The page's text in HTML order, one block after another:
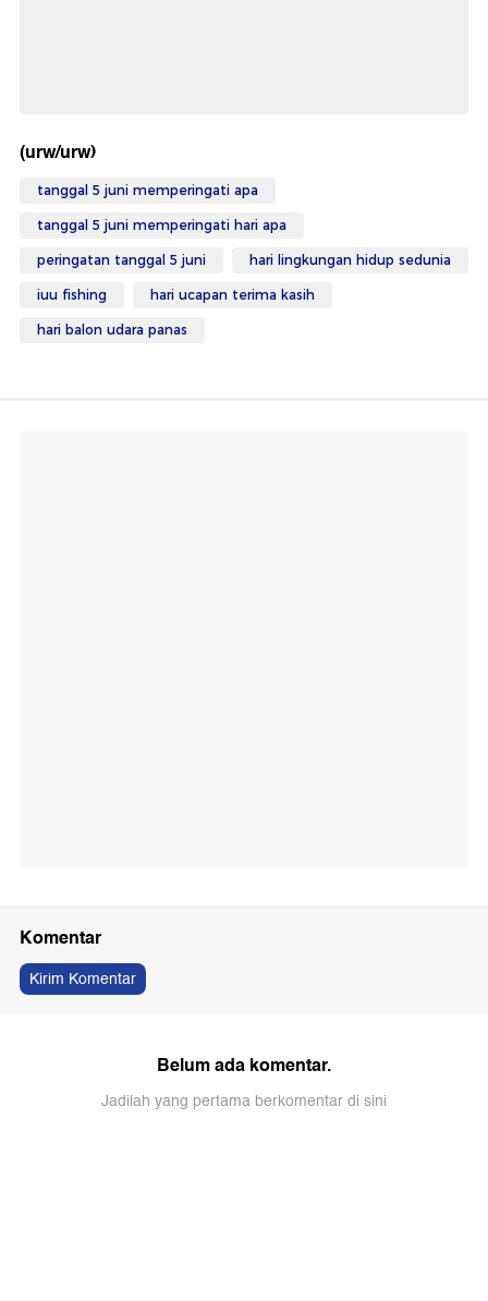
(urw/urw)
tanggal 5 juni memperingati apa
tanggal 5 juni memperingati hari apa
peringatan tanggal 5 juni hari lingkungan hidup sedunia
iuu fishing hari ucapan terima kasih
hari balon udara panas
Komentar
Kirim Komentar
Belum ada komentar.
Jadilah yang pertama berkomentar di sini